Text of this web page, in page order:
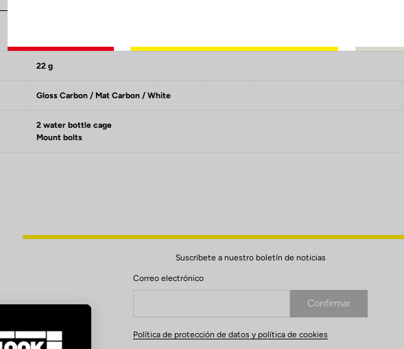
22 g
Gloss Carbon / Mat Carbon / White
2 water bottle cage
Mount bolts
Suscríbete a nuestro boletín de noticias
Correo electrónico
Confirmar
Su correo electrónico ha sido registrado
Política de protección de datos y política de cookies